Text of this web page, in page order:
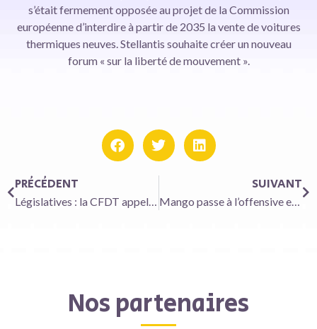
s’était fermement opposée au projet de la Commission
européenne d’interdire à partir de 2035 la vente de voitures
thermiques neuves. Stellantis souhaite créer un nouveau
forum « sur la liberté de mouvement ».
PRÉCÉDENT
Législatives : la CFDT appelle à voter contre la RN
SUIVANT
Mango passe à l’offensive en France
Nos partenaires